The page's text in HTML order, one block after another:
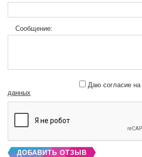
Сообщение:
Даю согласие на
данных
ДОБАВИТЬ ОТЗЫВ